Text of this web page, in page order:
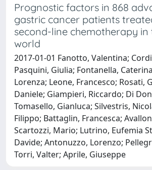
Prognostic factors in 868
gastric cancer patients
second-line chemotherapy in
world
2017-01-01 Fanotto, Valentina;
Pasquini, Giulia; Fontanella,
Lorenza; Leone, Francesco; Rosati,
Daniele; Giampieri, Riccardo; Di
Tomasello, Gianluca; Silvestris,
Filippo; Battaglin, Francesca;
Scartozzi, Mario; Lutrino, Eufemia
Davide; Antonuzzo, Lorenzo;
Torri, Valter; Aprile, Giuseppe